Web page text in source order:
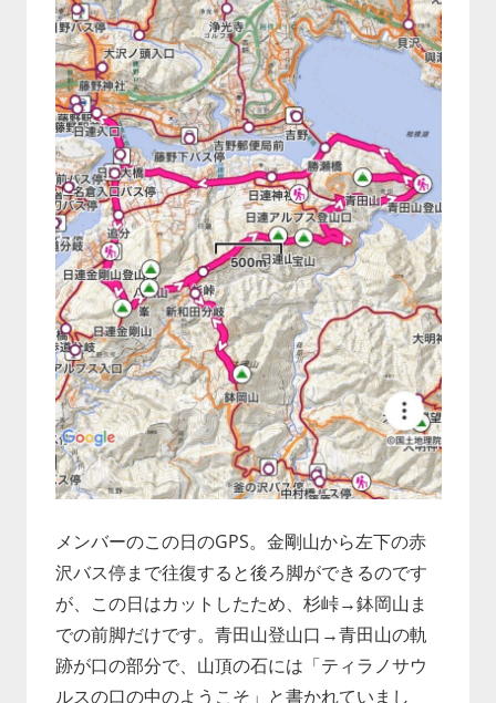
メンバーのこの日のGPS。金剛山から左下の赤
沢バス停まで往復すると後ろ脚ができるのです
が、この日はカットしたため、杉峠→鉢岡山ま
での前脚だけです。青田山登山口→青田山の軌
跡が口の部分で、山頂の石には「ティラノサウ
ルスの口の中のようこそ」と書かれていまし